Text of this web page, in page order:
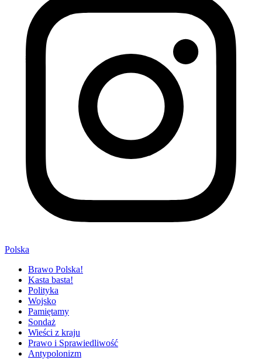
Polska
Brawo Polska!
Kasta basta!
Polityka
Wojsko
Pamiętamy
Sondaż
Wieści z kraju
Prawo i Sprawiedliwość
Antypolonizm